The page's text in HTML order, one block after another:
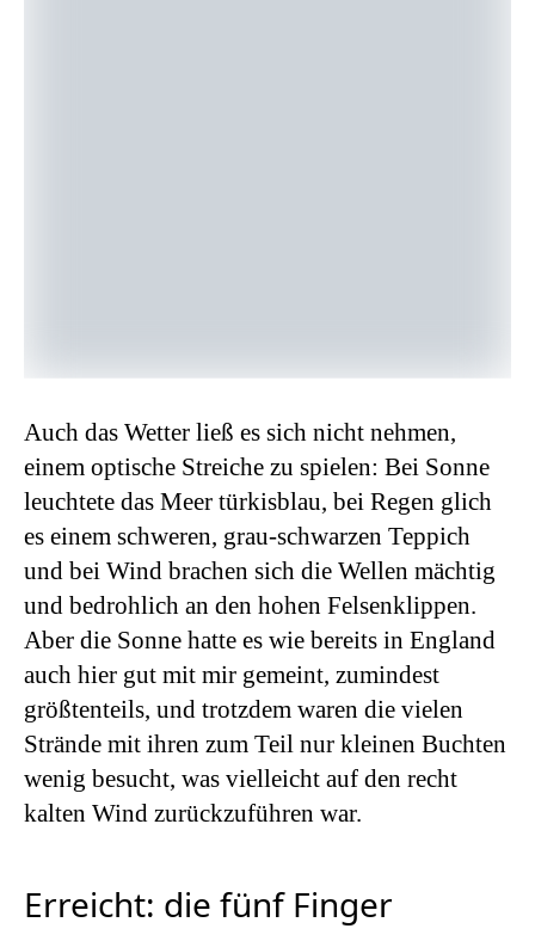
Auch das Wetter ließ es sich nicht nehmen,
einem optische Streiche zu spielen: Bei Sonne
leuchtete das Meer türkisblau, bei Regen glich
es einem schweren, grau-schwarzen Teppich
und bei Wind brachen sich die Wellen mächtig
und bedrohlich an den hohen Felsenklippen.
Aber die Sonne hatte es wie bereits in England
auch hier gut mit mir gemeint, zumindest
größtenteils, und trotzdem waren die vielen
Strände mit ihren zum Teil nur kleinen Buchten
wenig besucht, was vielleicht auf den recht
kalten Wind zurückzuführen war.
Erreicht: die fünf Finger